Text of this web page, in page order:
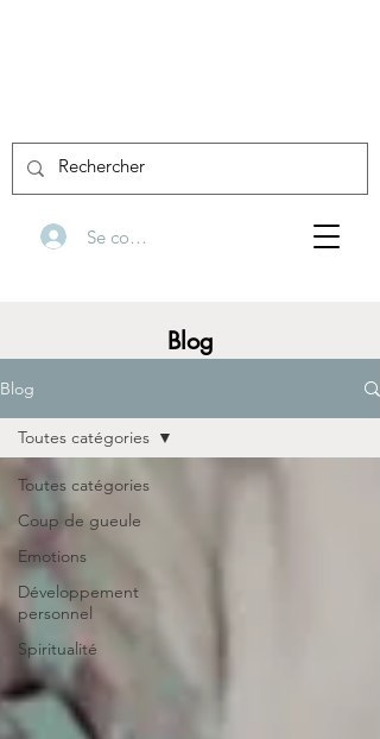
Se connecter
Blog
Blog
Toutes catégories
Coup de gueule
Emotions
Développement
personnel
Spiritualité
Toutes catégories